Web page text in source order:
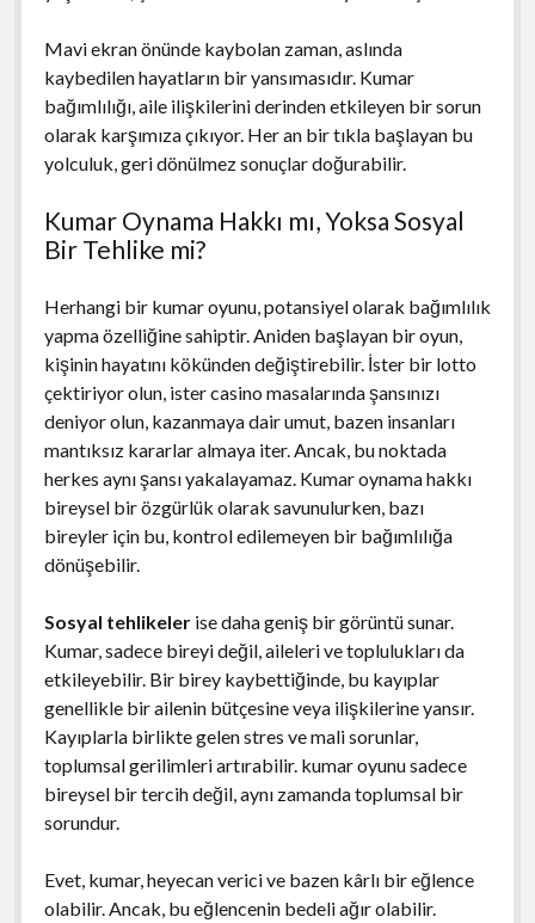
Mavi ekran önünde kaybolan zaman, aslında
kaybedilen hayatların bir yansımasıdır. Kumar
bağımlılığı, aile ilişkilerini derinden etkileyen bir sorun
olarak karşımıza çıkıyor. Her an bir tıkla başlayan bu
yolculuk, geri dönülmez sonuçlar doğurabilir.
Kumar Oynama Hakkı mı, Yoksa Sosyal
Bir Tehlike mi?
Herhangi bir kumar oyunu, potansiyel olarak bağımlılık
yapma özelliğine sahiptir. Aniden başlayan bir oyun,
kişinin hayatını kökünden değiştirebilir. İster bir lotto
çektiriyor olun, ister casino masalarında şansınızı
deniyor olun, kazanmaya dair umut, bazen insanları
mantıksız kararlar almaya iter. Ancak, bu noktada
herkes aynı şansı yakalayamaz. Kumar oynama hakkı
bireysel bir özgürlük olarak savunulurken, bazı
bireyler için bu, kontrol edilemeyen bir bağımlılığa
dönüşebilir.
Sosyal tehlikelerise daha geniş bir görüntü sunar.
Kumar, sadece bireyi değil, aileleri ve toplulukları da
etkileyebilir. Bir birey kaybettiğinde, bu kayıplar
genellikle bir ailenin bütçesine veya ilişkilerine yansır.
Kayıplarla birlikte gelen stres ve mali sorunlar,
toplumsal gerilimleri artırabilir. kumar oyunu sadece
bireysel bir tercih değil, aynı zamanda toplumsal bir
sorundur.
Evet, kumar, heyecan verici ve bazen kârlı bir eğlence
olabilir. Ancak, bu eğlencenin bedeli ağır olabilir.